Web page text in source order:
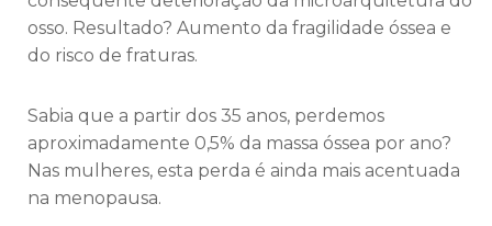
osso. Resultado? Aumento da fragilidade óssea e
do risco de fraturas.
Sabia que a partir dos 35 anos, perdemos
aproximadamente 0,5% da massa óssea por ano?
Nas mulheres, esta perda é ainda mais acentuada
na menopausa.